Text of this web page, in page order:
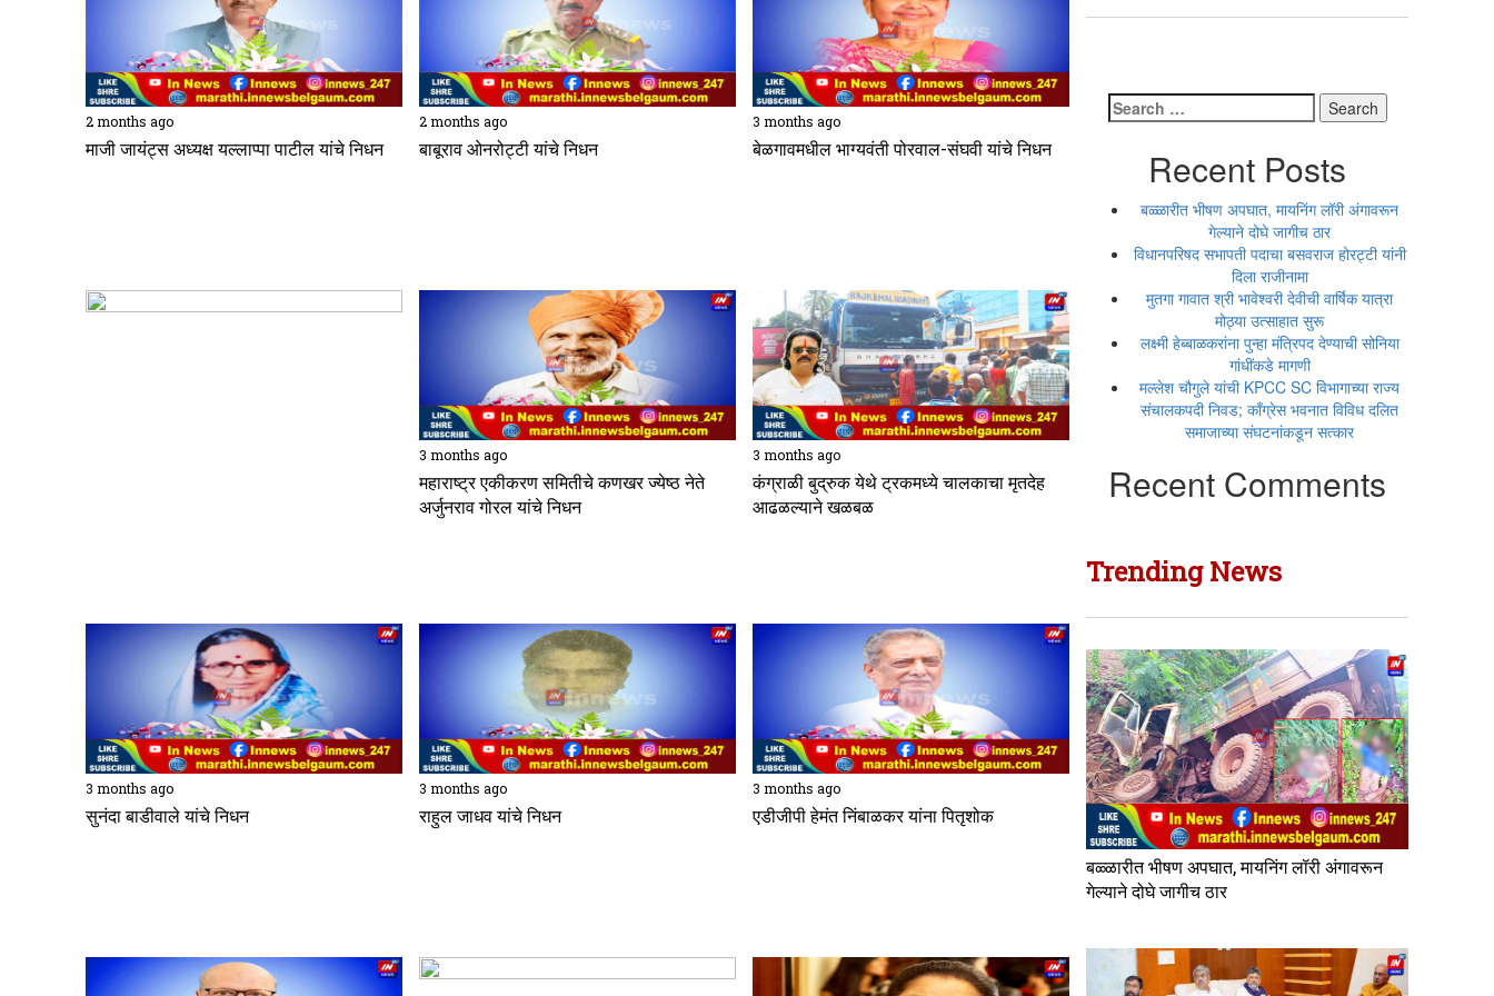
2 months ago
माजी जायंट्स अध्यक्ष यल्लाप्पा पाटील यांचे निधन
2 months ago
बाबूराव ओनरोट्टी यांचे निधन
3 months ago
बेळगावमधील भाग्यवंती पोरवाल-संघवी यांचे निधन
3 months ago
महाराष्ट्र एकीकरण समितीचे कणखर ज्येष्ठ नेते
अर्जुनराव गोरल यांचे निधन
3 months ago
कंग्राळी बुद्रुक येथे ट्रकमध्ये चालकाचा मृतदेह
आढळल्याने खळबळ
3 months ago
सुनंदा बाडीवाले यांचे निधन
3 months ago
राहुल जाधव यांचे निधन
3 months ago
एडीजीपी हेमंत निंबाळकर यांना पितृशोक
Search
for:
Recent Posts
बळ्ळारीत भीषण अपघात, मायनिंग लॉरी अंगावरून
गेल्याने दोघे जागीच ठार
विधानपरिषद सभापती पदाचा बसवराज होरट्टी यांनी
दिला राजीनामा
मुतगा गावात श्री भावेश्वरी देवीची वार्षिक यात्रा
मोठ्या उत्साहात सुरू
लक्ष्मी हेब्बाळकरांना पुन्हा मंत्रिपद देण्याची सोनिया
गांधींकडे मागणी
मल्लेश चौगुले यांची KPCC SC विभागाच्या राज्य
संचालकपदी निवड; काँग्रेस भवनात विविध दलित
समाजाच्या संघटनांकडून सत्कार
Recent Comments
Trending News
बळ्ळारीत भीषण अपघात, मायनिंग लॉरी अंगावरून
गेल्याने दोघे जागीच ठार